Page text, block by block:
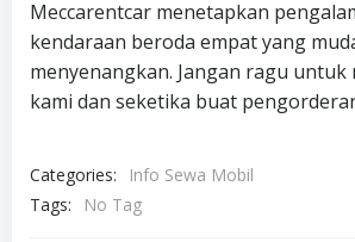
Meccarentcar menetapkan
kendaraan beroda empat yang
menyenangkan. Jangan ragu
kami dan seketika buat
Categories:
Info Sewa Mobil
Tags:
No Tag